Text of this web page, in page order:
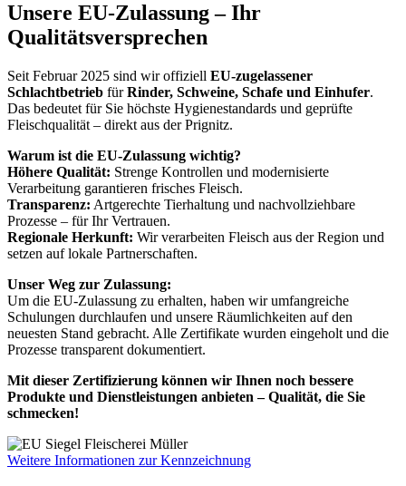
Unsere EU-Zulassung – Ihr
Qualitätsversprechen
Seit Februar 2025 sind wir offiziell EU-zugelassener
Schlachtbetrieb fürRinder, Schweine, Schafe und Einhufer.
Das bedeutet für Sie höchste Hygienestandards und geprüfte
Fleischqualität – direkt aus der Prignitz.
Warum ist die EU-Zulassung wichtig?
Höhere Qualität: Strenge Kontrollen und modernisierte
Verarbeitung garantieren frisches Fleisch.
Transparenz: Artgerechte Tierhaltung und nachvollziehbare
Prozesse – für Ihr Vertrauen.
Regionale Herkunft: Wir verarbeiten Fleisch aus der Region und
setzen auf lokale Partnerschaften.
Unser Weg zur Zulassung:
Um die EU-Zulassung zu erhalten, haben wir umfangreiche
Schulungen durchlaufen und unsere Räumlichkeiten auf den
neuesten Stand gebracht. Alle Zertifikate wurden eingeholt und die
Prozesse transparent dokumentiert.
Mit dieser Zertifizierung können wir Ihnen noch bessere
Produkte und Dienstleistungen anbieten – Qualität, die Sie
schmecken!
Weitere Informationen zur Kennzeichnung